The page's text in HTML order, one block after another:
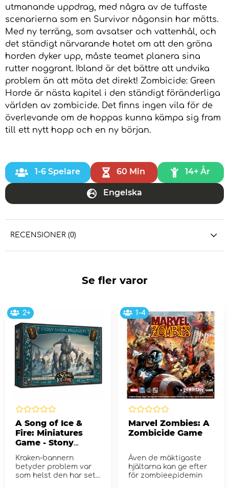
utmanande uppdrag, med några av de tuffaste
scenarierna som en Survivor någonsin har mötts.
Med ny terräng, som avsatser och vattenhål, och
det ständigt närvarande hotet om att den gröna
horden dyker upp, måste teamet planera sina
rutter noggrant. Ibland är det bättre att undvika
problem än att möta det direkt! Zombicide: Green
Horde är nästa kapitel i den ständigt föränderliga
världen av zombicide. Det finns ingen vila för de
överlevande om de hoppas kunna kämpa sig fram
till ett nytt hopp och en ny början.
1-6 Spelare 60 Min 14+ År
Engelska
RECENSIONER (0)
Se fler varor
2+
A Song of Ice &
Fire: Miniatures
Game - Stony
Shore Pillagers
(Exp.)
Kraken-bannern
betyder problem var
som helst den har sett
1-4
Marvel Zombies: A
Zombicide Game
Även de mäktigaste
hjältarna kan ge efter
för zombieepidemin